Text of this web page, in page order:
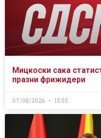
Мицкоски сака
празни фрижидери
07/08/2026 15:55